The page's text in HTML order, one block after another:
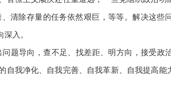
清除存量的任务依然艰巨，等等。解决这些
入。
题导向，查不足、找差距、明方向，接受政
我净化、自我完善、自我革新、自我提高能